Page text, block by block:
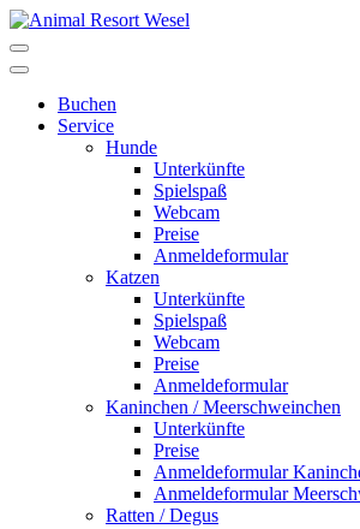
Buchen
Service
Hunde
Unterkünfte
Spielspaß
Webcam
Preise
Anmeldeformular
Katzen
Unterkünfte
Spielspaß
Webcam
Preise
Anmeldeformular
Kaninchen / Meerschweinchen
Unterkünfte
Preise
Anmeldeformular
Anmeldeformular
Ratten / Degus